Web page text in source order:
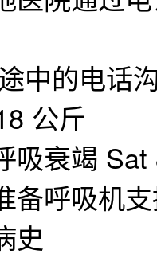
的电话
公斤
衰竭 Sat
呼吸机支
史